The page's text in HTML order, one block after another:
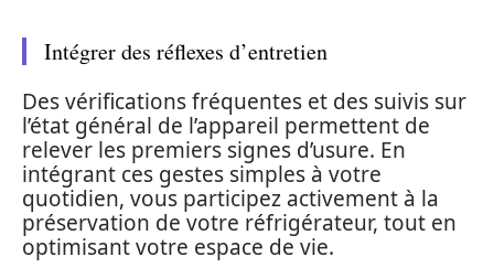
Intégrer des réflexes d’entretien
Des vérifications fréquentes et des suivis sur
l’état général de l’appareil permettent de
relever les premiers signes d’usure. En
intégrant ces gestes simples à votre
quotidien, vous participez activement à la
préservation de votre réfrigérateur, tout en
optimisant votre espace de vie.